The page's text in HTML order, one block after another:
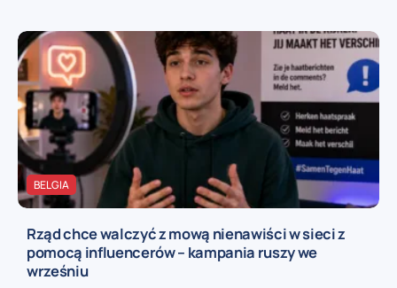
BELGIA
Rząd chce walczyć z mową nienawiści w sieci z
pomocą influencerów – kampania ruszy we
wrześniu